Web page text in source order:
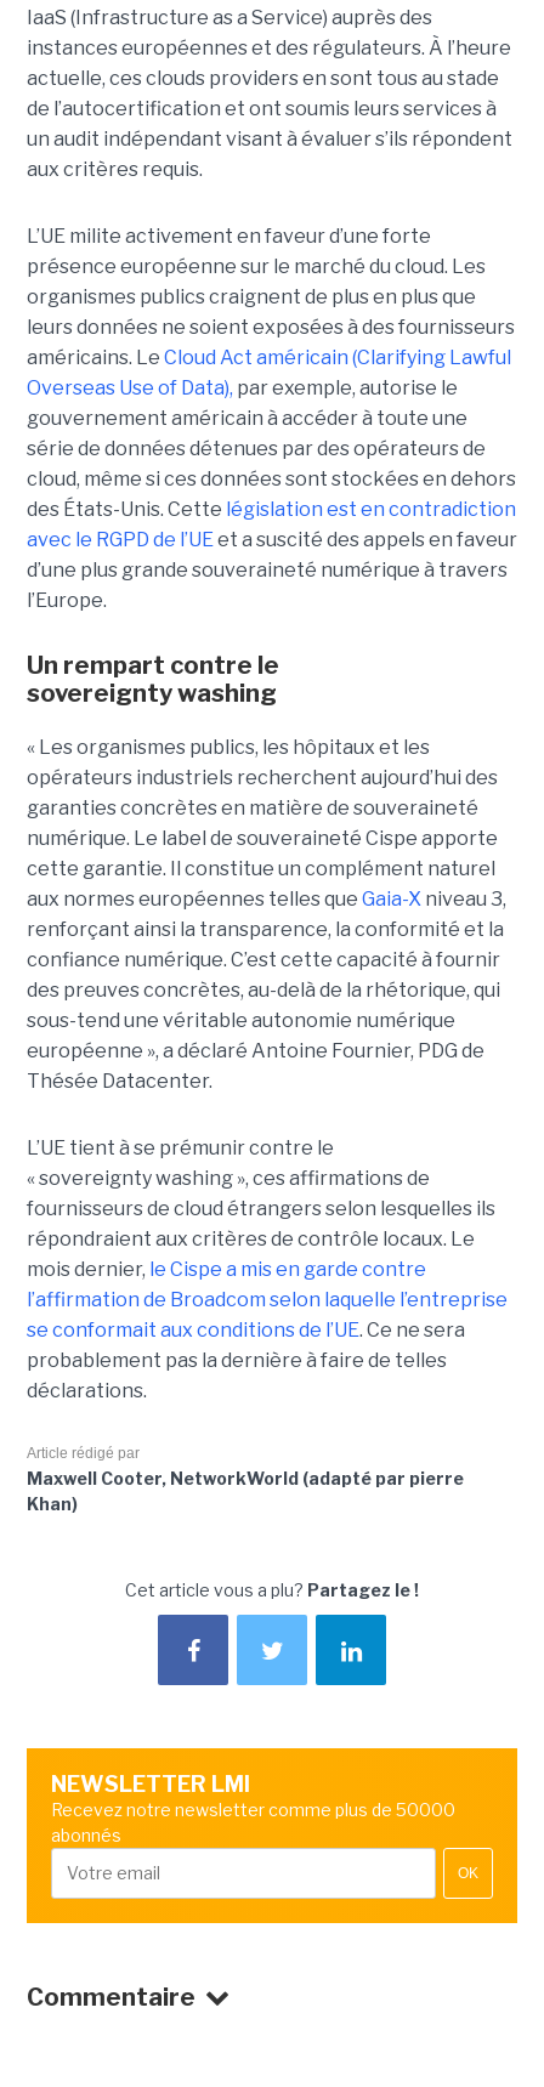
IaaS (Infrastructure as a Service) auprès des
instances européennes et des régulateurs. À l’heure
actuelle, ces clouds providers en sont tous au stade
de l’autocertification et ont soumis leurs services à
un audit indépendant visant à évaluer s’ils répondent
aux critères requis.
L’UE milite activement en faveur d’une forte
présence européenne sur le marché du cloud. Les
organismes publics craignent de plus en plus que
leurs données ne soient exposées à des fournisseurs
américains. Le Cloud Act américain (Clarifying Lawful
Overseas Use of Data), par exemple, autorise le
gouvernement américain à accéder à toute une
série de données détenues par des opérateurs de
cloud, même si ces données sont stockées en dehors
des États-Unis. Cette législation est en contradiction
avec le RGPD de l’UEet a suscité des appels en faveur
d’une plus grande souveraineté numérique à travers
l’Europe.
Un rempart contre le
sovereignty washing
« Les organismes publics, les hôpitaux et les
opérateurs industriels recherchent aujourd’hui des
garanties concrètes en matière de souveraineté
numérique. Le label de souveraineté Cispe apporte
cette garantie. Il constitue un complément naturel
aux normes européennes telles que Gaia-Xniveau 3,
renforçant ainsi la transparence, la conformité et la
confiance numérique. C’est cette capacité à fournir
des preuves concrètes, au-delà de la rhétorique, qui
sous-tend une véritable autonomie numérique
européenne », a déclaré Antoine Fournier, PDG de
Thésée Datacenter.
L’UE tient à se prémunir contre le
« sovereignty washing », ces affirmations de
fournisseurs de cloud étrangers selon lesquelles ils
répondraient aux critères de contrôle locaux. Le
mois dernier, le Cispe a mis en garde contre
l’affirmation de Broadcom selon laquelle l’entreprise
se conformait aux conditions de l’UE. Ce ne sera
probablement pas la dernière à faire de telles
déclarations.
Article rédigé par
Maxwell Cooter, NetworkWorld (adapté par pierre
Khan)
Cet article vous a plu? Partagez le !
NEWSLETTER LMI
Recevez notre newsletter comme plus de 50000
abonnés
OK
Commentaire